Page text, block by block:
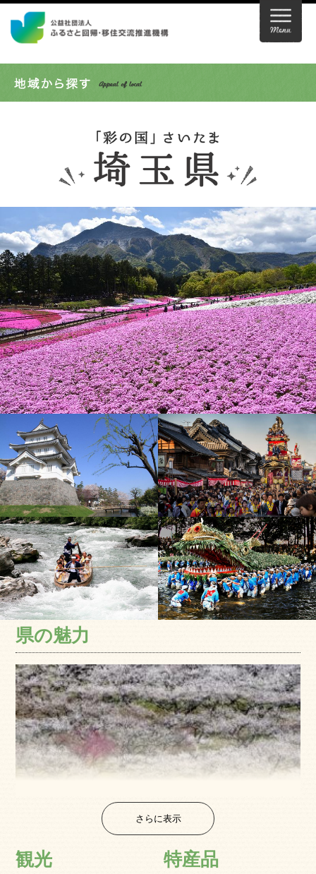
県の魅力
埼玉県は都心部に隣接しているため、二地域居住や田舎暮
さらに表示
観光 特産品